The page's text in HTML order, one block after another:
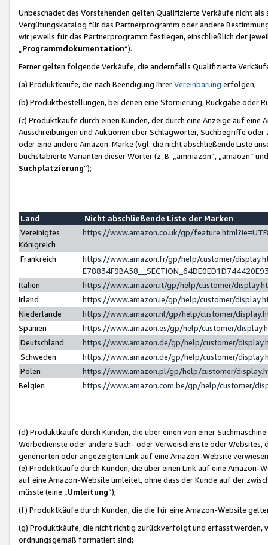
Unbeschadet des Vorstehenden gelten Qualifizierte Verkäufe nicht
Vergütungskatalog für das Partnerprogramm oder andere
wir jeweils für das Partnerprogramm festlegen, einschließlich der
Programmdokumentation“).
Ferner gelten folgende Verkäufe, die andernfalls Qualifizierte
(a) Produktkäufe, die nach Beendigung IhrerVereinbarung erfolgen;
(b) Produktbestellungen, bei denen eine Stornierung, Rückgabe oder
(c) Produktkäufe durch einen Kunden, der durch eine Anzeige auf
Ausschreibungen und Auktionen über Schlagwörter, Suchbegriffe
oder eine andere Amazon-Marke (vgl. die nicht abschließende Liste
buchstabierte Varianten dieser Wörter (z. B. „ammazon“, „amaozn“
Suchplatzierung”);
Land
Nicht abschließende Liste der Marken
Vereinigtes
Königreich
https://www.amazon.co.uk/gp/
Frankreich
https://www.amazon.fr/gp/help/customer/
Italien
https://www.amazon.it/gp/help/customer/
Irland
https://www.amazon.ie/gp/help/customer/
Niederlande
https://www.amazon.nl/gp/help/customer/
Spanien
https://www.amazon.es/gp/help/customer/
Deutschland
https://www.amazon.de/gp/help/customer/
Schweden
https://www.amazon.de/gp/help/customer/
Polen
https://www.amazon.pl/gp/help/customer/
Belgien
https://www.amazon.com.be/gp/help/customer/
(d) Produktkäufe durch Kunden, die über einen von einer
Werbedienste oder andere Such- oder Verweisdienste oder Websites,
generierten oder angezeigten Link auf eine Amazon-Website
(e) Produktkäufe durch Kunden, die über einen Link auf eine
auf eine Amazon-Website umleitet, ohne dass der Kunde auf der
müsste (eine „ Umleitung“);
(f) Produktkäufe durch Kunden, die die für eine Amazon-Website
(g) Produktkäufe, die nicht richtig zurückverfolgt und erfasst werden,
ordnungsgemäß formatiert sind;